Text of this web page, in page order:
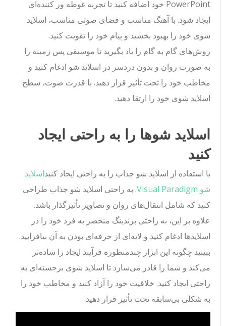
PowerPoint خود اضافه کنید تا تجربه غوطه ور کننده‌ای
ایجاد شود. با آهنگ مناسب و فضای صوتی مناسب، اسلاید
شوی خود را بهبود بخشید و پیام خود را تقویت کنید.
روش‌های گام به گام را یاد بگیرید تا موسیقی پس زمینه را
به صورت روان و بدون دردسر در اسلاید شو ادغام کنید و
مخاطب خود را تحت تأثیر قرار دهید. با قدرت صوت، سطح
اسلاید شوی خود را ارتقا دهید.
اسلاید شوها را به راحتی ایجاد
کنید
با استفاده از اسلاید شو جذاب را به راحتی ایجاد کنیداسلاید
شو Visual Paradigm
. به راحتی اسلاید شو جذاب طراحی
کنید که شامل انتقال‌های روان و تصاویر تأثیرگذار باشد.
علاوه بر این، به راحتی برندینگ منحصر به فرد خود را در
اسلایدها ادغام کنید و لایه‌ای از حرفه‌ای بودن به آن بیافزایید.
ببینید چگونه این ابزار چندمنظوره فرآیند ایجاد را ساده‌تر
می‌کند و شما را قادر می‌سازد تا اسلاید شوی برجسته‌ای به
راحتی ایجاد کنید. خلاقیت خود را آزاد کنید و مخاطب خود را
به شکلی بی‌سابقه تحت تأثیر قرار دهید.